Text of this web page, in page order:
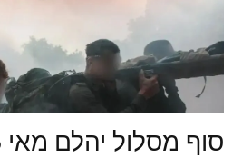
סוף מסלול יהלם מאי 2026